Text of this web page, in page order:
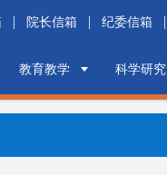
| 院长信箱 | 纪委信箱 |
教育教学 科学研究